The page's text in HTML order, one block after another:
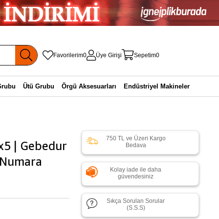
Favorilerim0 Üye Girişi Sepetim0
Ütü Grubu Örgü Aksesuarları Endüstriyel Makineler
| Gebedur
750 TL ve Üzeri Kargo
Bedava
Kolay iade ile daha
güvendesiniz
Sıkça Sorulan Sorular
(S.S.S)